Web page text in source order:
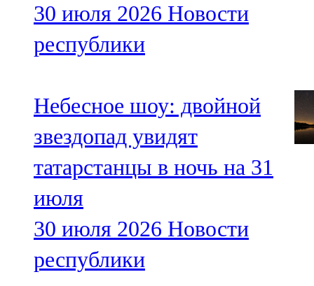
30 июля 2026 Новости
республики
Небесное шоу: двойной
звездопад увидят
татарстанцы в ночь на 31
июля
30 июля 2026 Новости
республики